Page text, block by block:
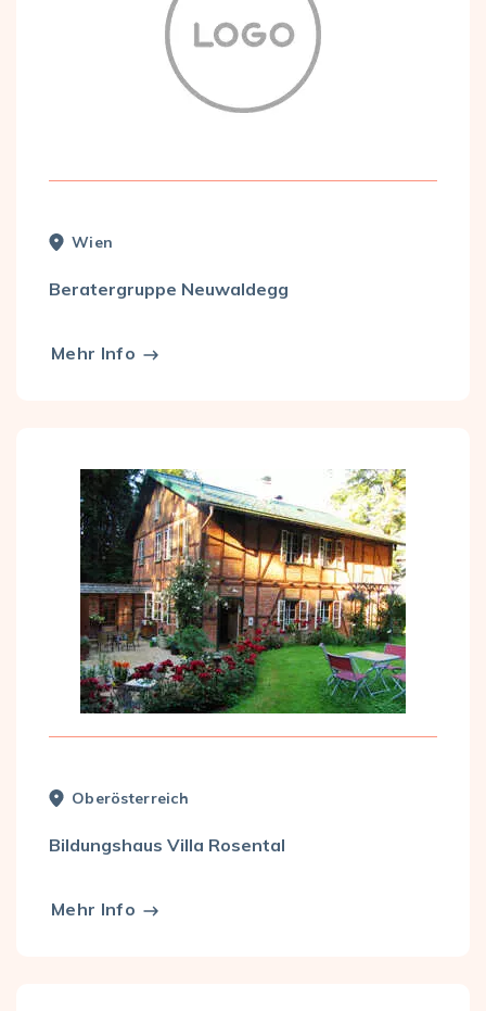
Wien
Beratergruppe Neuwaldegg
Mehr Info
Ober­österreich
Bildungshaus Villa Rosental
Mehr Info